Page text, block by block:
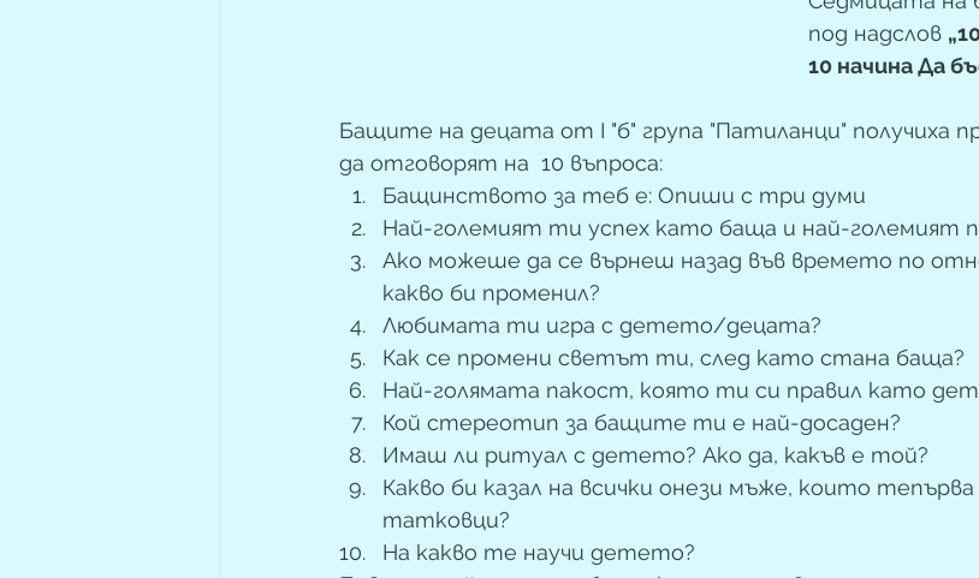
под надслов
10 начина Да
Бащите на децата от I "б" група "Патиланци" получиха
да отговорят на  10 въпроса:
Бащинството за теб е: Опиши с три думи
Най-големият ти успех като баща и най-големият
Ако можеше да се върнеш назад във времето по
какво би променил?
Любимата ти игра с детето/децата?
Как се промени светът ти, след като стана баща?
Най-голямата пакост, която ти си правил като
Кой стереотип за бащите ти е най-досаден?
Имаш ли ритуал с детето? Ако да, какъв е той?
Какво би казал на всички онези мъже, които
татковци?
На какво те научи детето?